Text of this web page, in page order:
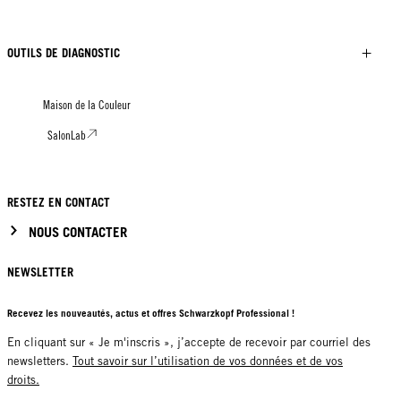
OUTILS DE DIAGNOSTIC
Maison de la Couleur
SalonLab
RESTEZ EN CONTACT
NOUS CONTACTER
NEWSLETTER
Recevez les nouveautés, actus et offres Schwarzkopf Professional !
En cliquant sur « Je m'inscris », j’accepte de recevoir par courriel des
newsletters. Tout savoir sur l’utilisation de vos données et de vos
droits.